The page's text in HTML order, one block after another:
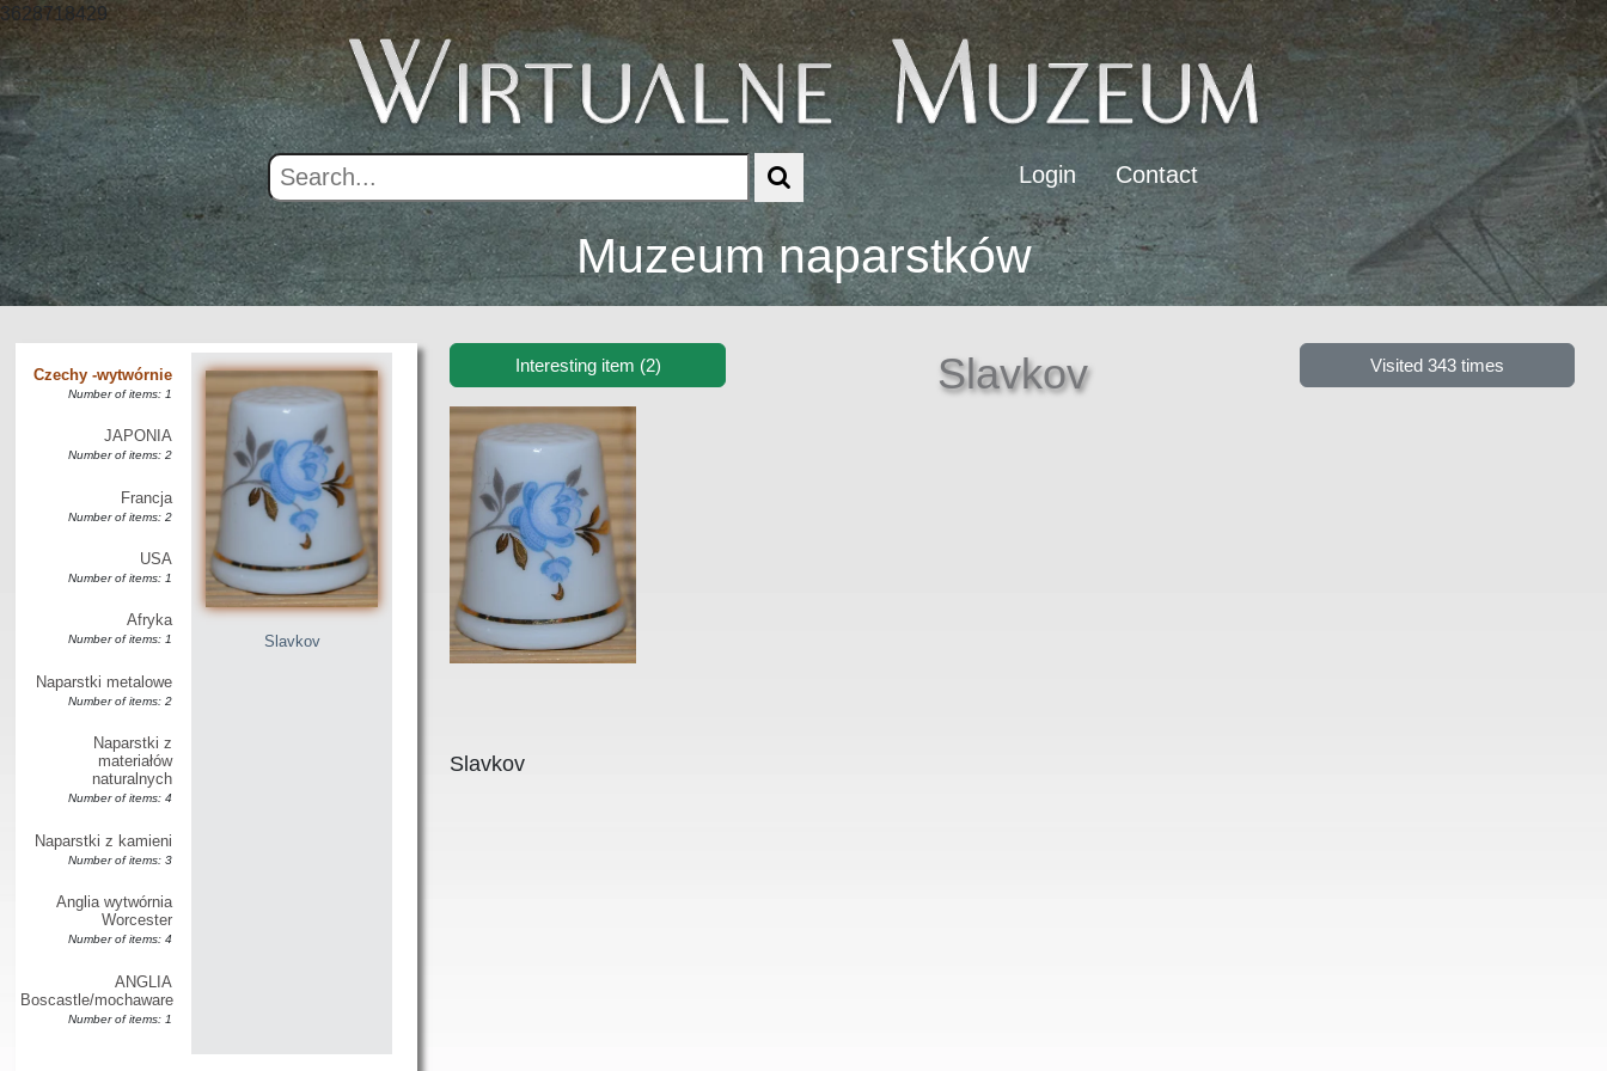
3628718429
Login Contact
Muzeum naparstków
Number of items: 1
Naparstki głowy
Number of items: 4
Naparstki świąteczne
Number of items: 1
Naparstki szklane i
kryształowe
Number of items: 5
Holandia
Number of items: 1
Czechy -wytwórnie
Number of items: 1
JAPONIA
Number of items: 2
Francja
Number of items: 2
USA
Number of items: 1
Afryka
Number of items: 1
Naparstki metalowe
Number of items: 2
Naparstki z
materiałów
naturalnych
Number of items: 4
Naparstki z kamieni
Number of items: 3
Anglia wytwórnia
Worcester
Number of items: 4
ANGLIA
Boscastle/mochaware
Number of items: 1
Slavkov
Interesting item (2) Slavkov Visited 343 times
Slavkov